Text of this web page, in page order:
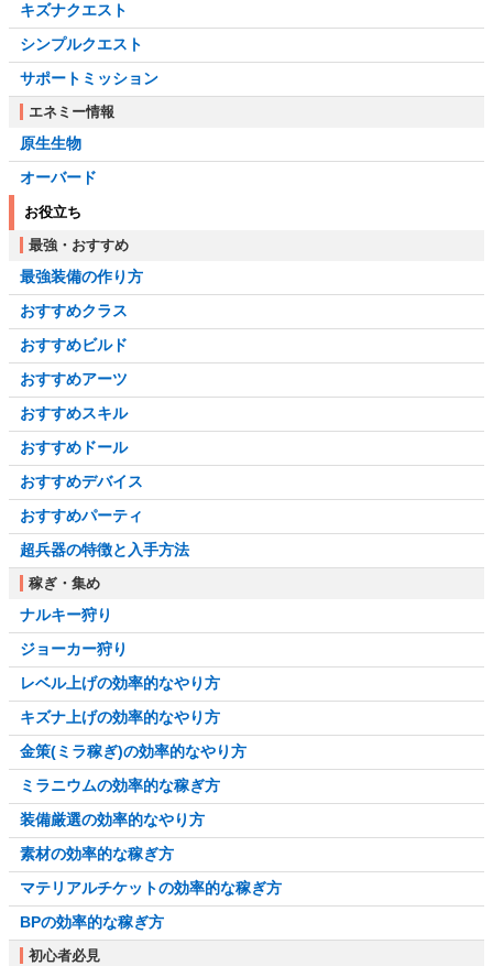
キズナクエスト
シンプルクエスト
サポートミッション
エネミー情報
原生生物
オーバード
お役立ち
最強・おすすめ
最強装備の作り方
おすすめクラス
おすすめビルド
おすすめアーツ
おすすめスキル
おすすめドール
おすすめデバイス
おすすめパーティ
超兵器の特徴と入手方法
稼ぎ・集め
ナルキー狩り
ジョーカー狩り
レベル上げの効率的なやり方
キズナ上げの効率的なやり方
金策(ミラ稼ぎ)の効率的なやり方
ミラニウムの効率的な稼ぎ方
装備厳選の効率的なやり方
素材の効率的な稼ぎ方
マテリアルチケットの効率的な稼ぎ方
BPの効率的な稼ぎ方
初心者必見